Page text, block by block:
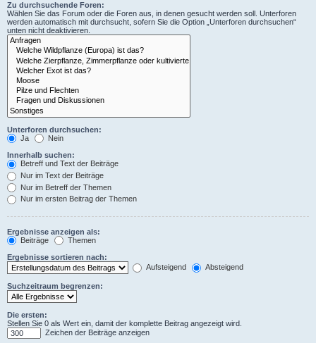
Zu durchsuchende Foren:
Wählen Sie das Forum oder die Foren aus, in denen gesucht werden soll. Unterforen
werden automatisch mit durchsucht, sofern Sie die Option „Unterforen durchsuchen“
unten nicht deaktivieren.
Unterforen durchsuchen:
Ja
Nein
Innerhalb suchen:
Betreff und Text der Beiträge
Nur im Text der Beiträge
Nur im Betreff der Themen
Nur im ersten Beitrag der Themen
Ergebnisse anzeigen als:
Beiträge
Themen
Ergebnisse sortieren nach:
Aufsteigend
Absteigend
Suchzeitraum begrenzen:
Die ersten:
Stellen Sie 0 als Wert ein, damit der komplette Beitrag angezeigt wird.
Zeichen der Beiträge anzeigen